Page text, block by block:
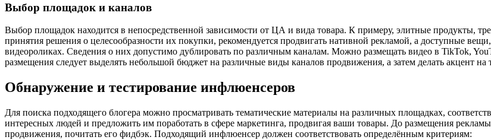
Выбор площадок и каналов
Выбор площадок находится в непосредственной зависимости от ЦА и вида товара. К примеру, элитные продукты,
принятия решения о целесообразности их покупки, рекомендуется продвигать нативной рекламой, а доступные
видеороликах. Сведения о них допустимо дублировать по различным каналам. Можно размещать видео в TikTok,
размещения следует выделять небольшой бюджет на различные виды каналов продвижения, а затем делать акцент
Обнаружение и тестирование инфлюенсеров
Для поиска подходящего блогера можно просматривать тематические материалы на различных площадках,
интересных людей и предложить им поработать в сфере маркетинга, продвигая ваши товары. До размещения
продвижения, почитать его фидбэк. Подходящий инфлюенсер должен соответствовать определённым критериям: